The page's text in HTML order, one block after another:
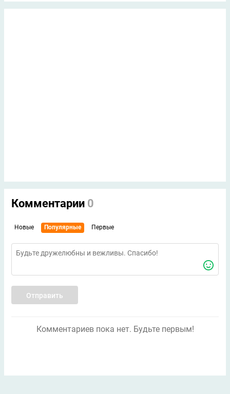
Комментарии 0
Новые Популярные Первые
Отправить
Комментариев пока нет. Будьте первым!